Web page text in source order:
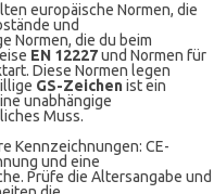
europäische Normen, die
und
Normen, die du beim
EN 12227und Normen für
Diese Normen legen
GS-Zeichenist ein
unabhängige
Muss.
Kennzeichnungen: CE-
und eine
Prüfe die Altersangabe und